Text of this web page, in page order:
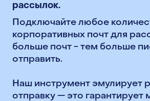
рассылок.
Подключайте любое
корпоративных почт для
больше почт - тем больше
отправить.
Наш инструмент эмулирует
отправку — это гарантирует